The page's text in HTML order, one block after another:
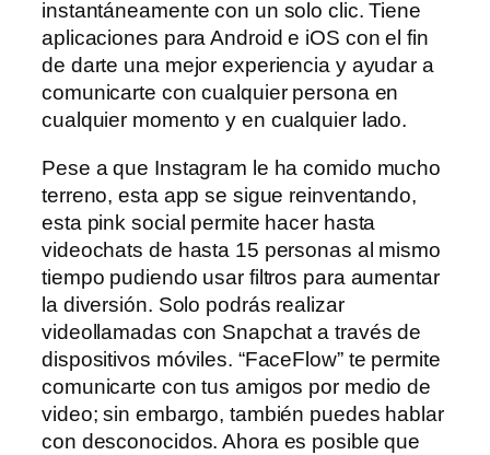
instantáneamente con un solo clic. Tiene
aplicaciones para Android e iOS con el fin
de darte una mejor experiencia y ayudar a
comunicarte con cualquier persona en
cualquier momento y en cualquier lado.
Pese a que Instagram le ha comido mucho
terreno, esta app se sigue reinventando,
esta pink social permite hacer hasta
videochats de hasta 15 personas al mismo
tiempo pudiendo usar filtros para aumentar
la diversión. Solo podrás realizar
videollamadas con Snapchat a través de
dispositivos móviles. “FaceFlow” te permite
comunicarte con tus amigos por medio de
video; sin embargo, también puedes hablar
con desconocidos. Ahora es posible que